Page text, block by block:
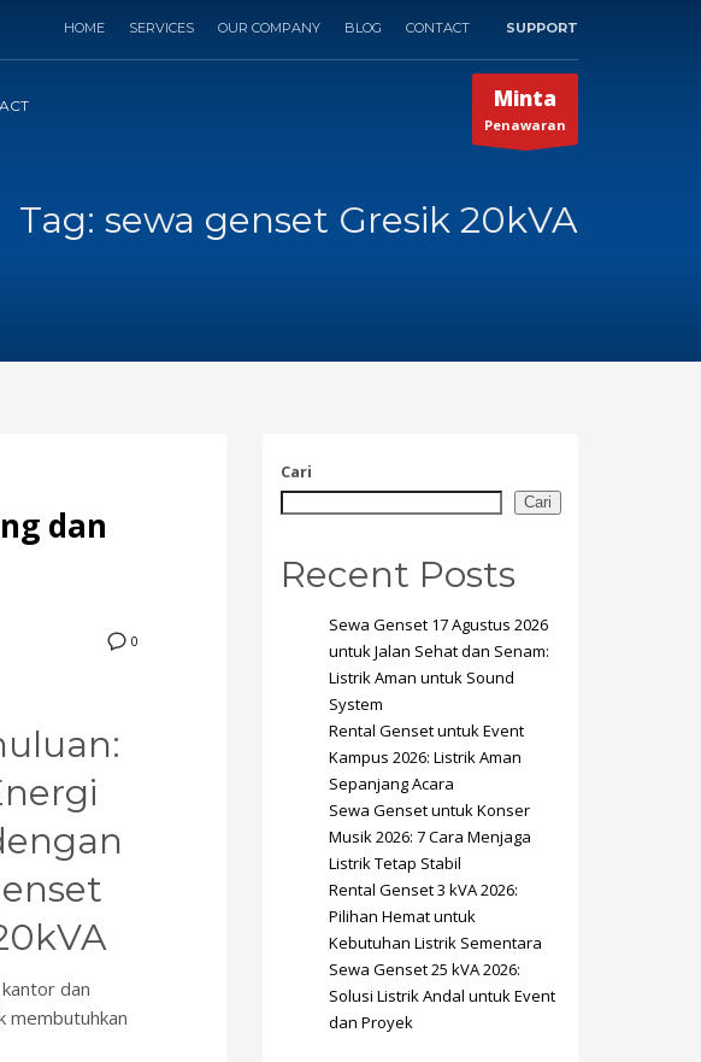
SHOWROOM HOURS
Mon-Fri 9:00AM - 6:00AM
Sat - 9:00AM-5:00PM
Sundays by appointment only!
HOME SERVICES OUR COMPANY BLOG CONTACT SUPPORT
Minta
Penawaran
Tag: sewa genset Gresik 20kVA
dan
0
dan
membutuhkan
Cari
Cari
Recent Posts
Sewa Genset 17 Agustus 2026
untuk Jalan Sehat dan Senam:
Listrik Aman untuk Sound
System
Rental Genset untuk Event
Kampus 2026: Listrik Aman
Sepanjang Acara
Sewa Genset untuk Konser
Musik 2026: 7 Cara Menjaga
Listrik Tetap Stabil
Rental Genset 3 kVA 2026:
Pilihan Hemat untuk
Kebutuhan Listrik Sementara
Sewa Genset 25 kVA 2026:
Solusi Listrik Andal untuk Event
dan Proyek